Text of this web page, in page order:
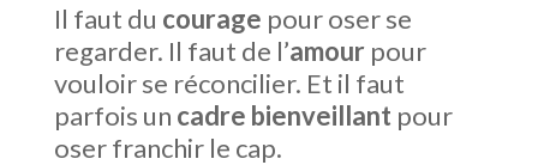
Il faut du courage pour oser se
regarder. Il faut de l’amourpour
vouloir se réconcilier. Et il faut
parfois un cadre bienveillant pour
oser franchir le cap.